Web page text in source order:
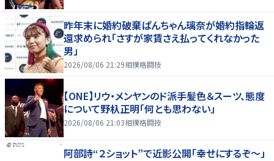
昨年末に婚約破棄ぱんちゃん璃奈が婚約指輪返
還求められ「さすが家賃さえ払ってくれなかった
男」
2026/08/06 21:29相撲格闘技
【ONE】リウ・メンヤンのド派手髪色＆スーツ、態度
について野杁正明「何とも思わない」
2026/08/06 21:03相撲格闘技
阿部詩“２ショット”で近影公開「幸せにするぞ〜」